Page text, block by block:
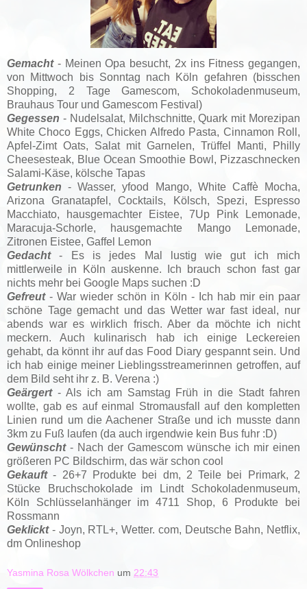
Gemacht- Meinen Opa besucht, 2x ins Fitness gegangen,
von Mittwoch bis Sonntag nach Köln gefahren (bisschen
Shopping, 2 Tage Gamescom, Schokoladenmuseum,
Brauhaus Tour und Gamescom Festival)
Gegessen - Nudelsalat, Milchschnitte, Quark mit Morezipan
White Choco Eggs, Chicken Alfredo Pasta, Cinnamon Roll,
Apfel-Zimt Oats, Salat mit Garnelen, Trüffel Manti, Philly
Cheesesteak, Blue Ocean Smoothie Bowl, Pizzaschnecken
Salami-Käse, kölsche Tapas
Getrunken - Wasser, yfood Mango, White Caffè Mocha,
Arizona Granatapfel, Cocktails, Kölsch, Spezi, Espresso
Macchiato, hausgemachter Eistee, 7Up Pink Lemonade,
Maracuja-Schorle, hausgemachte Mango Lemonade,
Zitronen Eistee, Gaffel Lemon
Gedacht- Es is jedes Mal lustig wie gut ich mich
mittlerweile in Köln auskenne. Ich brauch schon fast gar
nichts mehr bei Google Maps suchen :D
Gefreut- War wieder schön in Köln - Ich hab mir ein paar
schöne Tage gemacht und das Wetter war fast ideal, nur
abends war es wirklich frisch. Aber da möchte ich nicht
meckern. Auch kulinarisch hab ich einige Leckereien
gehabt, da könnt ihr auf das Food Diary gespannt sein. Und
ich hab einige meiner Lieblingsstreamerinnen getroffen, auf
dem Bild seht ihr z. B. Verena :)
Geärgert- Als ich am Samstag Früh in die Stadt fahren
wollte, gab es auf einmal Stromausfall auf den kompletten
Linien rund um die Aachener Straße und ich musste dann
3km zu Fuß laufen (da auch irgendwie kein Bus fuhr :D)
Gewünscht- Nach der Gamescom wünsche ich mir einen
größeren PC Bildschirm, das wär schon cool
Gekauft- 26+7 Produkte bei dm, 2 Teile bei Primark, 2
Stücke Bruchschokolade im Lindt Schokoladenmuseum,
Köln Schlüsselanhänger im 4711 Shop, 6 Produkte bei
Rossmann
Geklickt- Joyn, RTL+, Wetter. com, Deutsche Bahn, Netflix,
dm Onlineshop
Yasmina Rosa Wölkchen um 22:43